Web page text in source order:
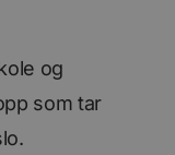
og
som tar